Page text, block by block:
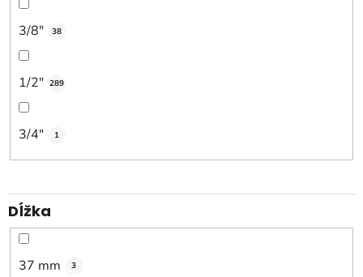
3/8" 38
1/2" 289
3/4" 1
Dĺžka
37 mm 3